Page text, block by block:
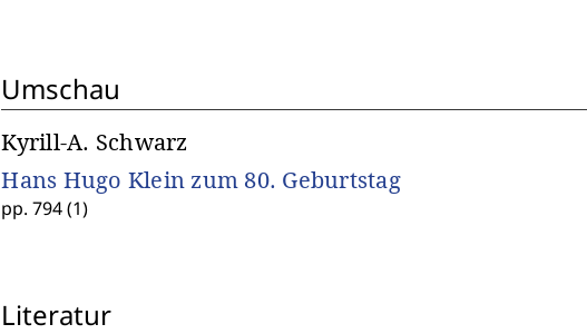
Umschau
Kyrill-A. Schwarz
Hans Hugo Klein zum 80. Geburtstag
pp. 794 (1)
Literatur